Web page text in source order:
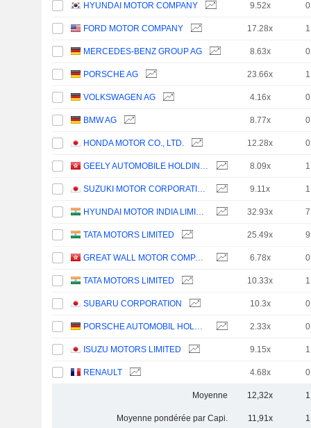
HYUNDAI MOTOR COMPANY 9.52x
FORD MOTOR COMPANY 17.28x
MERCEDES-BENZ GROUP AG 8.63x
PORSCHE AG 23.66x
VOLKSWAGEN AG 4.16x
BMW AG 8.77x
HONDA MOTOR CO., LTD. 12.28x
GEELY AUTOMOBILE HOLDINGS LIMITED 8.09x
SUZUKI MOTOR CORPORATION 9.11x
HYUNDAI MOTOR INDIA LIMITED 32.93x
TATA MOTORS LIMITED 25.49x
GREAT WALL MOTOR COMPANY LIMITED 6.78x
TATA MOTORS LIMITED 10.33x
SUBARU CORPORATION 10.3x
PORSCHE AUTOMOBIL HOLDING SE 2.33x
ISUZU MOTORS LIMITED 9.15x
RENAULT 4.68x
Moyenne 12,32x
Moyenne pondérée par Capi. 11,91x